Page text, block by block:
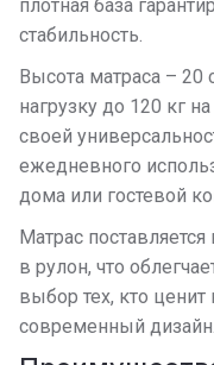
плотная база
стабильность.
Высота матраса – 20
нагрузку до 120 кг
своей
ежедневного
дома или гостевой
Матрас
в рулон, что
выбор тех, кто ценит
современный дизайн.